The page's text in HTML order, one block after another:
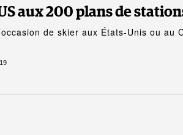
aux 200 plans de
de skier aux États-Unis ou au